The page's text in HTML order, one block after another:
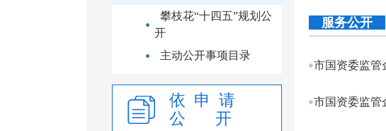
攀枝花“十四五”规划公
开
主动公开事项目录
依 申 请
公 开
服务公开
市国资委监管
市国资委监管